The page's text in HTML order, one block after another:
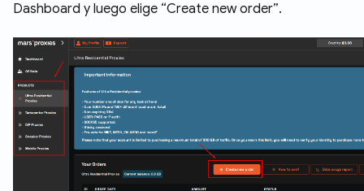
Dashboard y luego elige “Create new order”.